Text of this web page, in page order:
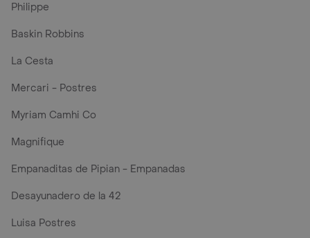
Philippe
Baskin Robbins
La Cesta
Mercari - Postres
Myriam Camhi Co
Magnifique
Empanaditas de Pipian - Empanadas
Desayunadero de la 42
Luisa Postres